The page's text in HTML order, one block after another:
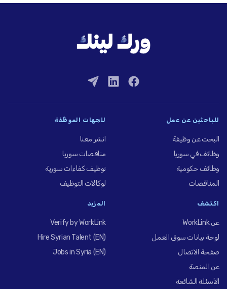
للباحثين عن عمل
البحث عن وظيفة
وظائف في سوريا
وظائف حكومية
المناقصات
للجهات الموظِّفة
انشر معنا
مناقصات سوريا
توظيف كفاءات سورية
لوكالات التوظيف
اكتشف
عن WorkLink
لوحة بيانات سوق العمل
صفحة الاتصال
عن المنصة
الأسئلة الشائعة
المزيد
Verify by WorkLink
Hire Syrian Talent (EN)
Jobs in Syria (EN)